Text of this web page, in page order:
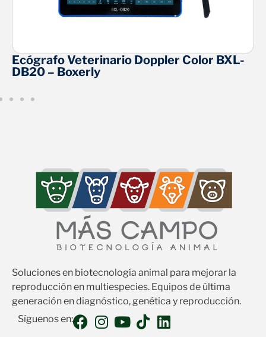
Ecógrafo Veterinario Doppler Color BXL-
DB20 – Boxerly
Soluciones en biotecnología animal para mejorar la
reproducción en multiespecies. Equipos de última
generación en diagnóstico, genética y reproducción.
Síguenos en: